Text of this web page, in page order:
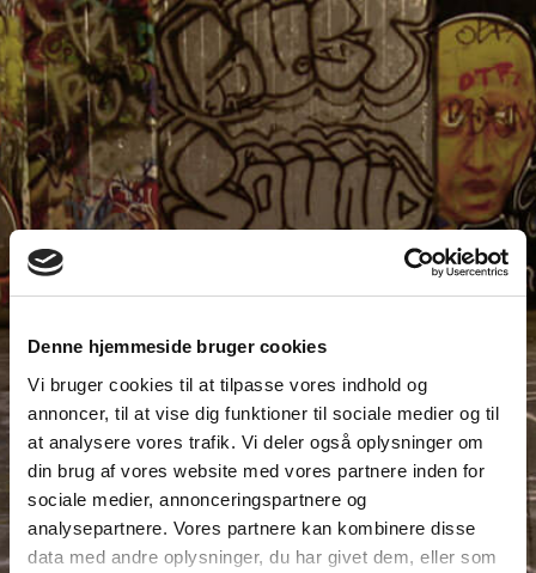
Denne hjemmeside bruger cookies
Vi bruger cookies til at tilpasse vores indhold og
annoncer, til at vise dig funktioner til sociale medier og til
at analysere vores trafik. Vi deler også oplysninger om
din brug af vores website med vores partnere inden for
sociale medier, annonceringspartnere og
analysepartnere. Vores partnere kan kombinere disse
data med andre oplysninger, du har givet dem, eller som